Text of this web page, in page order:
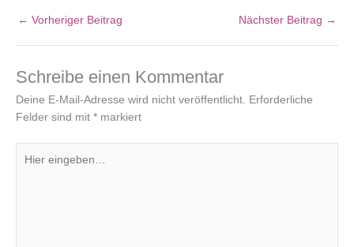
← Vorheriger Beitrag Nächster Beitrag →
Schreibe einen Kommentar
Deine E-Mail-Adresse wird nicht veröffentlicht. Erforderliche
Felder sind mit * markiert
eingeben…